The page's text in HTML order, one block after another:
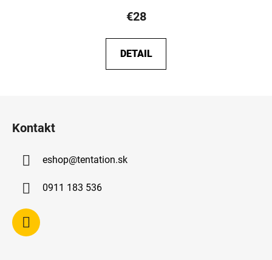
€28
DETAIL
Kontakt
eshop@tentation.sk
0911 183 536